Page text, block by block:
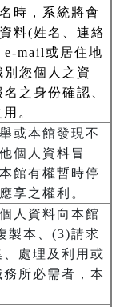
時，系統將會
料(姓名、連絡
e-mail或居住地
您個人之資
之身份確認、
。
或本館發現不
個人資料冒
館有權暫時停
享之權利。
人資料向本館
製本、(3)請求
處理及利用或
所必需者，本